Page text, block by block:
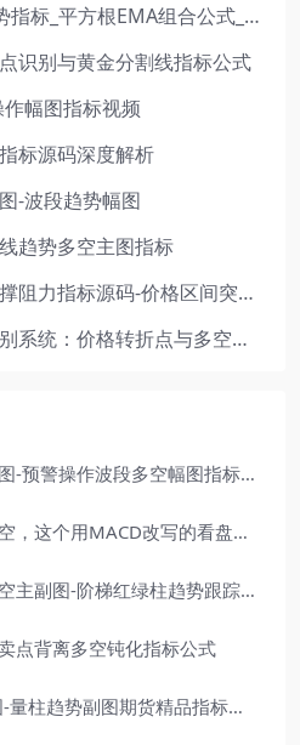
文华财经K线变色趋势指标_平方根EMA组合公式_红绿波段操盘指标源码
识别与黄金分割线指标公式
幅图指标视频
标源码深度解析
-波段趋势幅图
趋势多空主图指标
文华财经自动测算支撑阻力指标源码-价格区间突破多空
三图共振波段趋势识别系统：价格转折点与多空动能分析
文华期货量价趋势主图-预警操作波段多空幅图指标公式
趋势柱红绿一眼定多空，这个用MACD改写的看盘指标，把顶底信号可视化后简单多了
文华财经wh6波段多空主副图-阶梯红绿柱趋势跟踪指标公式
点背离多空钝化指标公式
文华财经DK均线主图-量柱趋势副图期货精品指标公式